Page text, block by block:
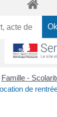
Famille -
de